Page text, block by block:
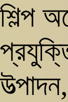
শিল্প